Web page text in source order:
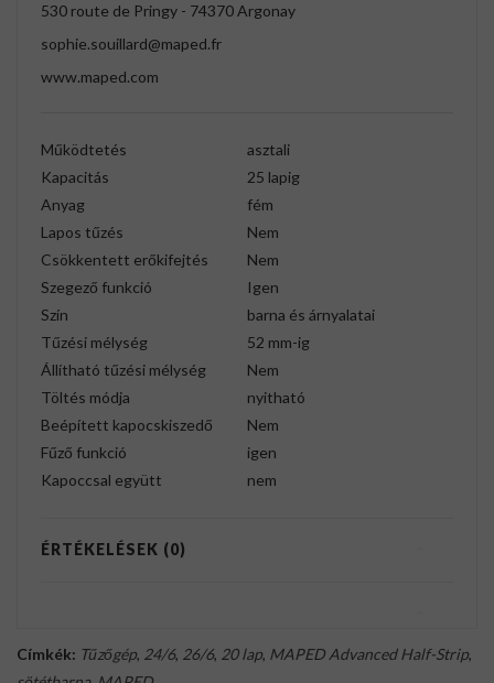
530 route de Pringy - 74370 Argonay
sophie.souillard@maped.fr
www.maped.com
Működtetés
asztali
Kapacitás
25 lapig
Anyag
fém
Lapos tűzés
Nem
Csökkentett erőkifejtés
Nem
Szegező funkció
Igen
Szín
barna és árnyalatai
Tűzési mélység
52 mm-ig
Állítható tűzési mélység
Nem
Töltés módja
nyitható
Beépített kapocskiszedő
Nem
Fűző funkció
igen
Kapoccsal együtt
nem
ÉRTÉKELÉSEK (0)
Címkék: Tűzőgép, 24/6, 26/6, 20 lap, MAPED Advanced Half-Strip,